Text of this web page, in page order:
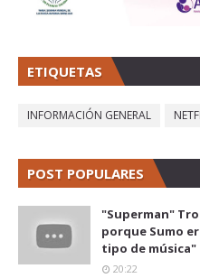
ETIQUETAS
INFORMACIÓN GENERAL
POST POPULARES
"Superman"
porque Sumo
tipo de música"
20:22